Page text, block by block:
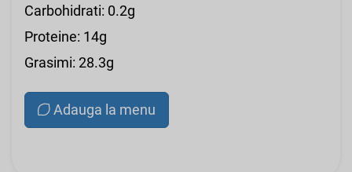
Carbohidrati: 0.2g
Proteine: 14g
Grasimi: 28.3g
Adauga la menu